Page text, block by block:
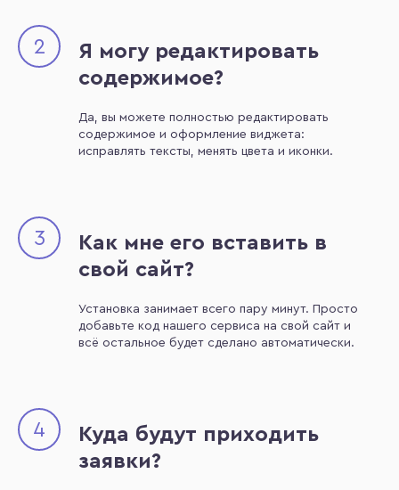
2
Я могу редактировать
содержимое?
Да, вы можете полностью редактировать
содержимое и оформление виджета:
исправлять тексты, менять цвета и иконки.
3
Как мне его вставить в
свой сайт?
Установка занимает всего пару минут. Просто
добавьте код нашего сервиса на свой сайт и
всё остальное будет сделано автоматически.
4
Куда будут приходить
заявки?